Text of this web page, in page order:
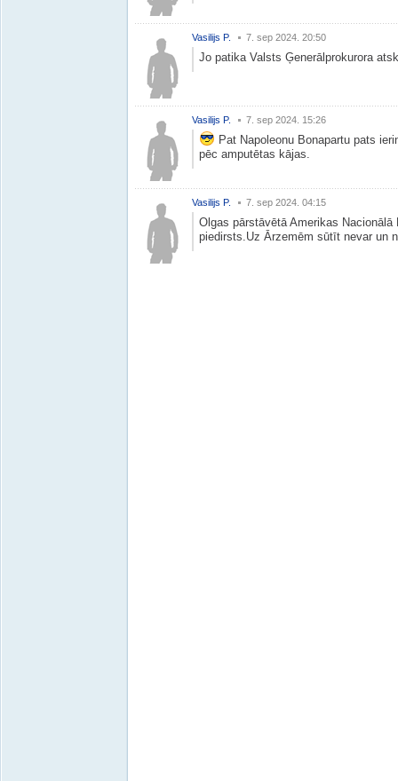
Vasilijs P. 7. sep 2024. 20:50
Jo patika Valsts Ģenerālprokurora
Vasilijs P. 7. sep 2024. 15:26
Pat Napoleonu Bonapartu pats
pēc amputētas kājas.
Vasilijs P. 7. sep 2024. 04:15
Olgas pārstāvētā Amerikas
piedirsts.Uz Ārzemēm sūtīt nevar un